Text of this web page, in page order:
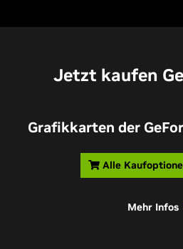
Jetzt kaufen
Grafikkarten der
Alle
Mehr Infos